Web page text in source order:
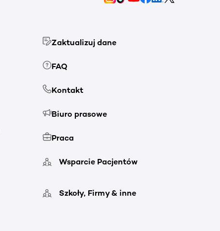
Zaktualizuj dane
FAQ
Kontakt
Biuro prasowe
Praca
Wsparcie Pacjentów
Szkoły, Firmy & inne